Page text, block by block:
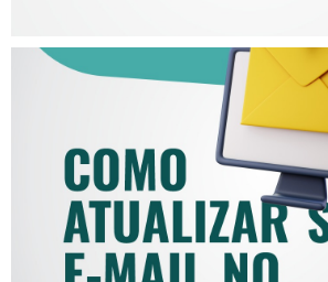
COMO ATUALIZAR
MAIL NO